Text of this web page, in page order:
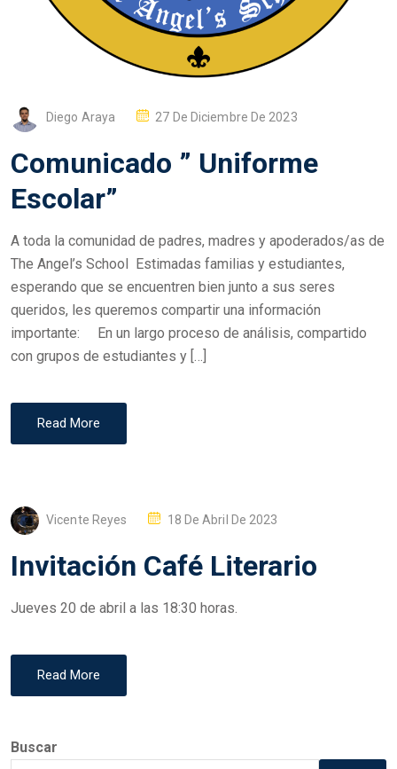
Diego Araya
P
S
O
27 De Diciembre De 2023
Comunicado ” Uniforme
Escolar”
A toda la comunidad de padres, madres y apoderados/as de
The Angel’s School Estimadas familias y estudiantes,
esperando que se encuentren bien junto a sus seres
queridos, les queremos compartir una información
importante: En un largo proceso de análisis, compartido
con grupos de estudiantes y […]
Read More
Vicente Reyes
P
S
E
18 De Abril De 2023
Invitación Café Literario
Jueves 20 de abril a las 18:30 horas.
Read More
Buscar